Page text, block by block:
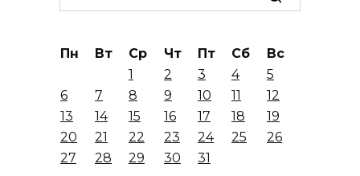
for:
Пн Вт Ср Чт Пт Сб
Вс
1
2 3 4
5
6
7 8 9 10 11
12
13
14 15 16 17 18
19
20
21 22 23 24 25
26
27
28 29 30 31